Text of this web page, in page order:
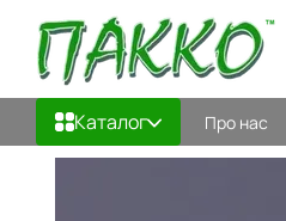
Перейти до основного контенту
Каталог Про нас